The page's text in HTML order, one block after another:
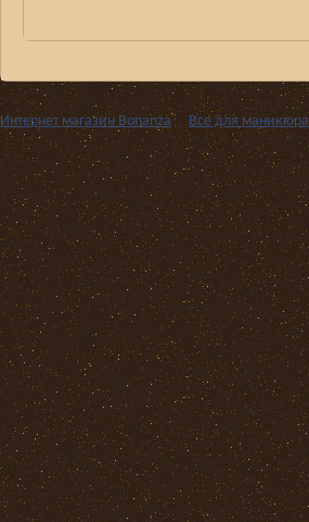
Интернет магазин Bonanza ›› Все для маникюра